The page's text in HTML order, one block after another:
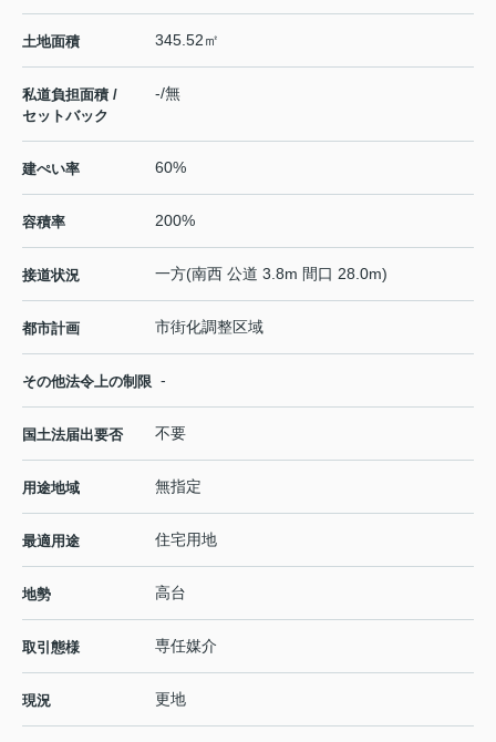
土地面積 345.52㎡
私道負担面積 /
セットバック
-/無
建ぺい率 60%
容積率 200%
接道状況 一方(南西 公道 3.8m 間口 28.0m)
都市計画 市街化調整区域
その他法令上の制限 -
国土法届出要否 不要
用途地域 無指定
最適用途 住宅用地
地勢 高台
取引態様 専任媒介
現況 更地